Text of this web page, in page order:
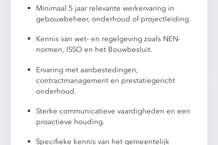
Minimaal 5 jaar relevante werkervaring in
gebouwbeheer, onderhoud of projectleiding.
Kennis van wet- en regelgeving zoals NEN-
normen, ISSO en het Bouwbesluit.
Ervaring met aanbestedingen,
contractmanagement en prestatiegericht
onderhoud.
Sterke communicatieve vaardigheden en een
proactieve houding.
Specifieke kennis van het gemeentelijk